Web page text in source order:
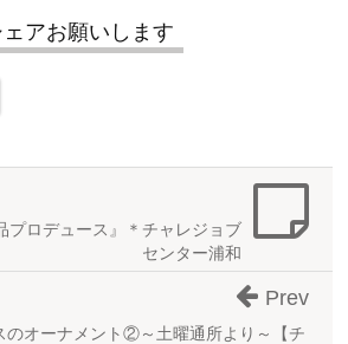
アお願いします
プロデュース』＊チャレジョブ
センター浦和
のオーナメント②～土曜通所より～【チ
Prev